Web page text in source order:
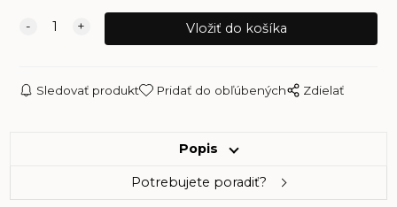
Sledovať produkt Pridať do obľúbených Zdielať
Popis
Potrebujete poradiť?